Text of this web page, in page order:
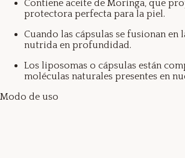
Contiene aceite de Moringa, que
protectora perfecta para la piel.
Cuando las cápsulas se fusionan en
nutrida en profundidad.
Los liposomas o cápsulas están
moléculas naturales presentes en
Modo de uso